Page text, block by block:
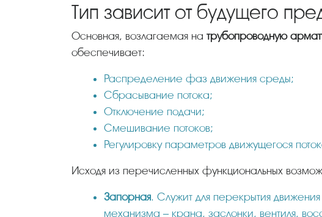
Тип зависит от будущего
Основная, возлагаемая на трубопроводную
обеспечивает:
Распределение фаз движения среды;
Сбрасывание потока;
Отключение подачи;
Смешивание потоков;
Регулировку параметров движущегося
Исходя из перечисленных функциональных
Запорная. Служит для перекрытия
механизма – крана, заслонки, вентиля,